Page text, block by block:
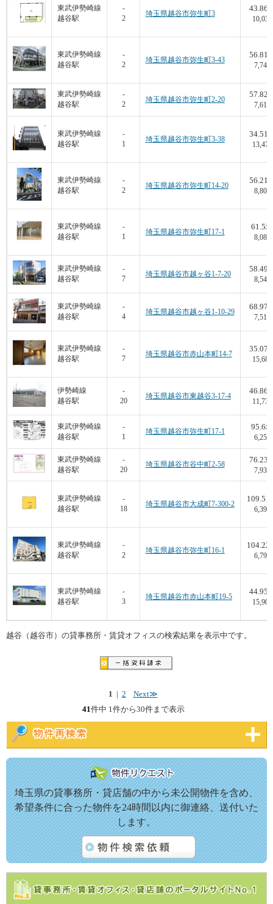
埼玉県の貸事務所・貸店舗の中から未公開物件を含め、
希望条件に合った物件を24時間以内に御連絡、送付いた
します。
東武伊勢崎線
越谷駅
-
2
埼玉県越谷市弥生町3
43.86
10,032
東武伊勢崎線
越谷駅
-
2
埼玉県越谷市弥生町3-43
56.81
7,745
東武伊勢崎線
越谷駅
-
2
埼玉県越谷市弥生町2-20
57.82
7,610
東武伊勢崎線
越谷駅
-
1
埼玉県越谷市弥生町3-38
34.51
13,474
東武伊勢崎線
越谷駅
-
2
埼玉県越谷市弥生町14-20
56.21
8,800
東武伊勢崎線
越谷駅
-
1
埼玉県越谷市弥生町17-1
61.5坪
8,082
東武伊勢崎線
越谷駅
-
7
埼玉県越谷市越ヶ谷1-7-20
58.49
8,548
東武伊勢崎線
越谷駅
-
4
埼玉県越谷市越ヶ谷1-10-29
68.97
7,516
東武伊勢崎線
越谷駅
-
7
埼玉県越谷市赤山本町14-7
35.07
15,683
伊勢崎線
越谷駅
-
20
埼玉県越谷市東越谷3-17-4
46.86
11,737
東武伊勢崎線
越谷駅
-
1
埼玉県越谷市弥生町17-1
95.6坪
6,250
東武伊勢崎線
越谷駅
-
20
埼玉県越谷市谷中町2-58
76.23
7,937
東武伊勢崎線
越谷駅
-
18
埼玉県越谷市大成町7-300-2
109.51
6,392
東武伊勢崎線
越谷駅
-
2
埼玉県越谷市弥生町16-1
104.22
6,799
東武伊勢崎線
越谷駅
-
3
埼玉県越谷市赤山本町19-5
44.95
15,907
越谷（越谷市）の貸事務所・賃貸オフィスの検索結果を表示中です。
1 2
Next≫
41件中 1件から30件まで表示